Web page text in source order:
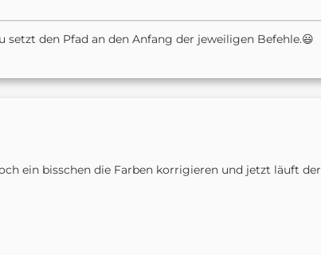
setzt den Pfad an den Anfang der jeweiligen Befehle.😃
ein bisschen die Farben korrigieren und jetzt läuft der